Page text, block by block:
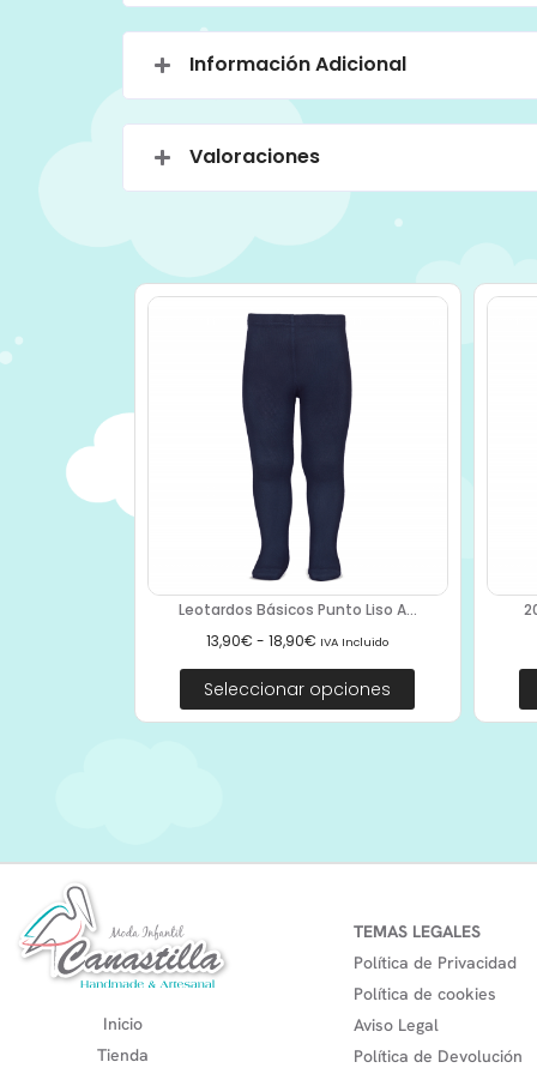
Información Adicional
Valoraciones
Leotardos Básicos Punto Liso A...
13,90€ - 18,90€ IVA Incluido
Seleccionar opciones
Inicio
Tienda
TEMAS LEGALES
Política de Privacidad
Política de cookies
Aviso Legal
Política de Devolución